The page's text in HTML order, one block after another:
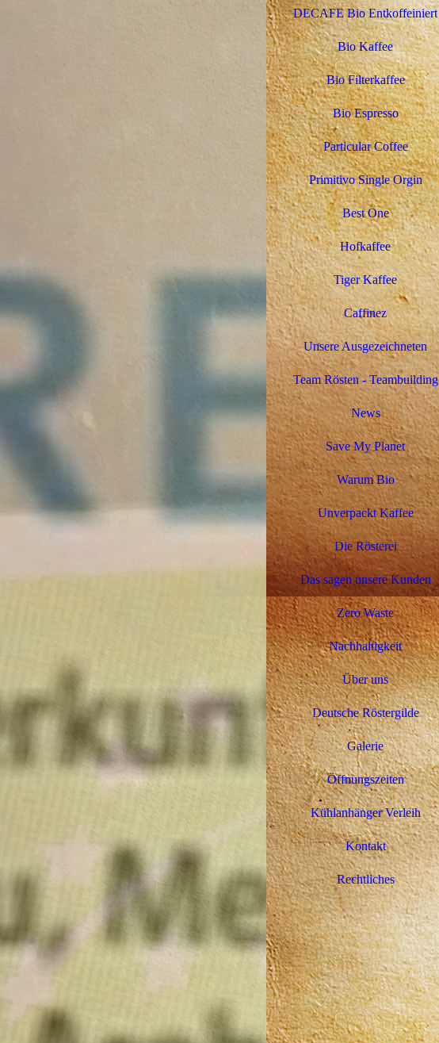
DECAFE Bio Entkoffeiniert
Bio Kaffee
Bio Filterkaffee
Bio Espresso
Particular Coffee
Primitivo Single Orgin
Best One
Hofkaffee
Tiger Kaffee
Caffinez
Unsere Ausgezeichneten
Team Rösten - Teambuilding
News
Save My Planet
Warum Bio
Unverpackt Kaffee
Die Rösterei
Das sagen unsere Kunden
Zero Waste
Nachhaltigkeit
Über uns
Deutsche Röstergilde
Galerie
Öffnungszeiten
Kühlanhänger Verleih
Kontakt
Rechtliches